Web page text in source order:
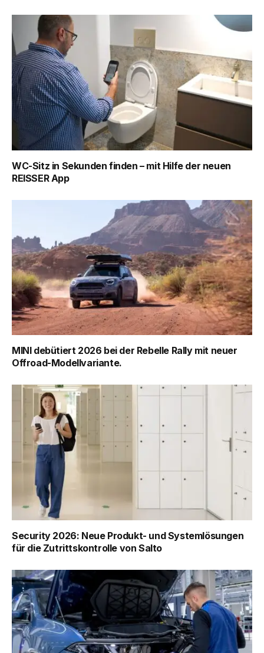
WC-Sitz in Sekunden finden – mit Hilfe der neuen
REISSER App
MINI debütiert 2026 bei der Rebelle Rally mit neuer
Offroad-Modellvariante.
Security 2026: Neue Produkt- und Systemlösungen
für die Zutrittskontrolle von Salto